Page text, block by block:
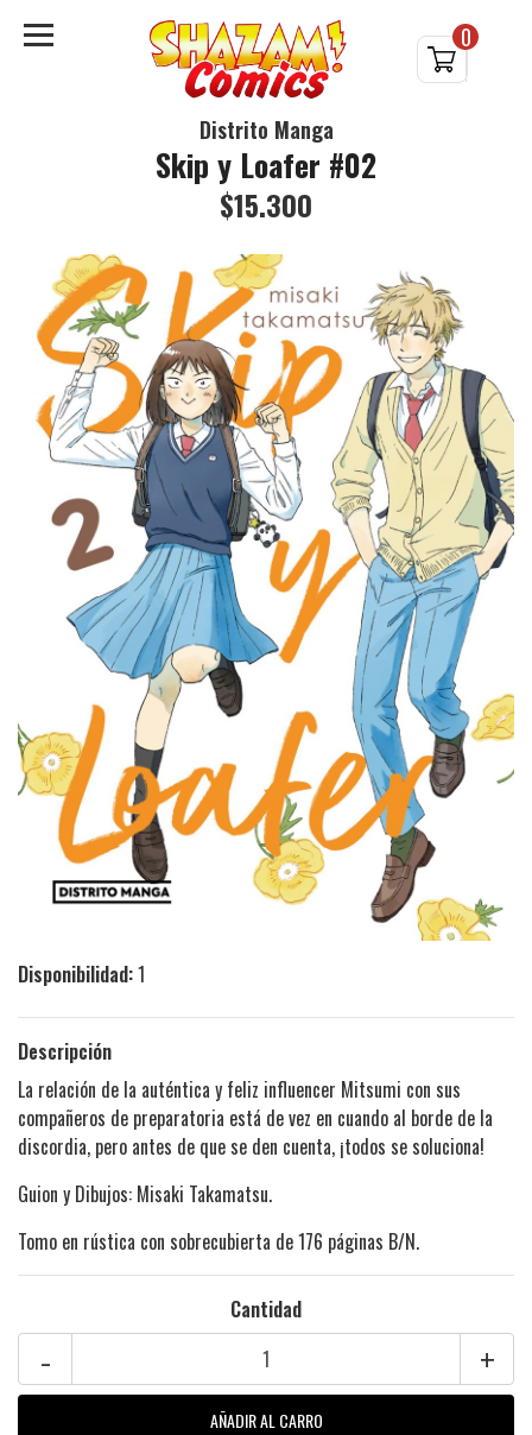
0
Distrito Manga
Skip y Loafer #02
$15.300
Disponibilidad:1
Descripción
La relación de la auténtica y feliz influencer Mitsumi con sus
compañeros de preparatoria está de vez en cuando al borde de la
discordia, pero antes de que se den cuenta, ¡todos se soluciona!
Guion y Dibujos: Misaki Takamatsu.
Tomo en rústica con sobrecubierta de 176 páginas B/N.
Cantidad
+
-